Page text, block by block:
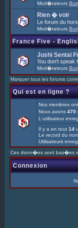
Mod�rateurs
Rien � voir
Le forum du
Mod�rateurs
France Five -
Jushi Sentai
You don't speak
Mod�rateurs
Marquer tous les forums
Qui est en ligne ?
Nos membres
Nous avons 470
L'utilisateur
Il y a en tout 14
Le record du
Utilisateurs
Ces donn�es sont bas�es
Connexion